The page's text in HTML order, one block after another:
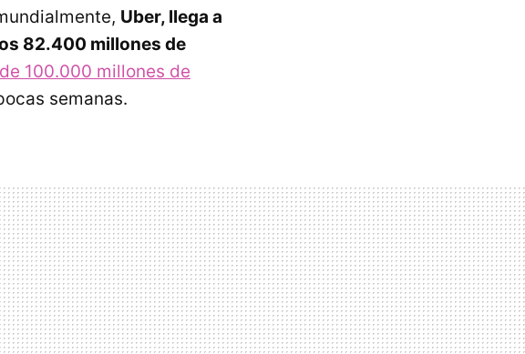
Uber, llega a
82.400 millones de
100.000 millones de
semanas.